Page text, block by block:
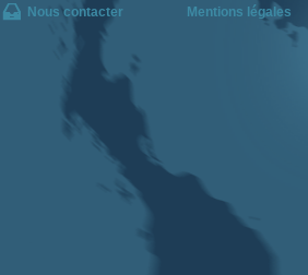
Nous contacter Mentions légales